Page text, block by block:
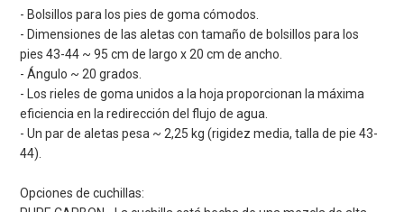
- Bolsillos para los pies de goma cómodos.
- Dimensiones de las aletas con tamaño de bolsillos para los
pies 43-44 ~ 95 cm de largo x 20 cm de ancho.
- Ángulo ~ 20 grados.
- Los rieles de goma unidos a la hoja proporcionan la máxima
eficiencia en la redirección del flujo de agua.
- Un par de aletas pesa ~ 2,25 kg (rigidez media, talla de pie 43-
44).
Opciones de cuchillas: